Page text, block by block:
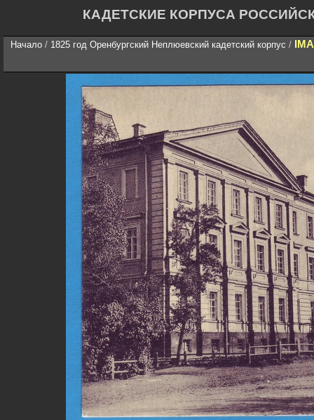
КАДЕТСКИЕ КОРПУСА
Начало / 1825 год Оренбургский Неплюевский кадетский корпус /